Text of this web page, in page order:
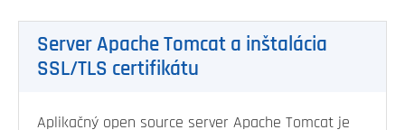
Server Apache Tomcat a inštalácia
SSL/TLS certifikátu
Aplikačný open source server Apache Tomcat je